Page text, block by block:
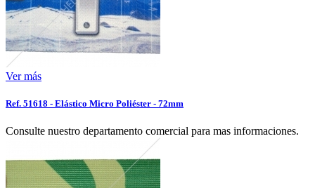
Ver más
Ref. 51618 - Elástico Micro Poliéster - 72mm
Consulte nuestro departamento comercial para mas informaciones.